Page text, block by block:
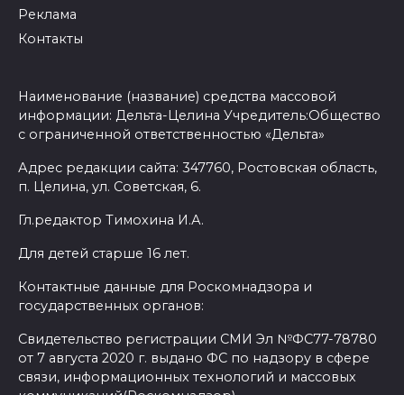
Реклама
Контакты
Наименование (название) средства массовой
информации: Дельта-Целина Учредитель:Общество
с ограниченной ответственностью «Дельта»
Адрес редакции сайта: 347760, Ростовская область,
п. Целина, ул. Советская, 6.
Гл.редактор Тимохина И.А.
Для детей старше 16 лет.
Контактные данные для Роскомнадзора и
государственных органов:
Свидетельство регистрации СМИ Эл №ФС77-78780
от 7 августа 2020 г. выдано ФС по надзору в сфере
связи, информационных технологий и массовых